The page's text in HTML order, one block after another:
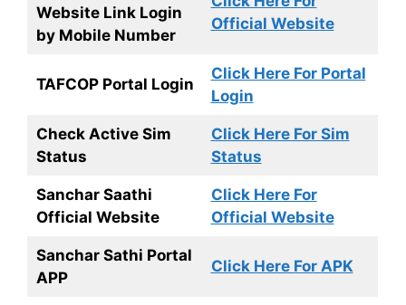
Website Link Login
by Mobile Number
Official Website
TAFCOP Portal Login
Click Here For Portal
Login
Check Active Sim
Status
Click Here For Sim
Status
Sanchar Saathi
Official Website
Click Here For
Official Website
Sanchar Sathi Portal
APP
Click Here For APK